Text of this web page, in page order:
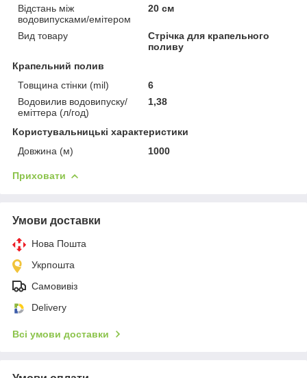
Відстань між
водовипусками/емітером
20 см
Вид товару
Стрічка для крапельного
поливу
Крапельний полив
Товщина стінки (mil)
6
Водовилив водовипуску/
еміттера (л/год)
1,38
Користувальницькі характеристики
Довжина (м)
1000
Приховати
Умови доставки
Нова Пошта
Укрпошта
Самовивіз
Delivery
Всі умови доставки